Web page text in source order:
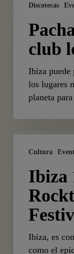
Ibiza,
legendario
Discotecas
club
Ibiza puede
los lugares
planeta
Ibiza
Festival
Cultura
Ibiza
Ibiza, es
como el